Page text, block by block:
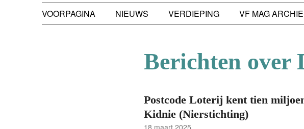
VOORPAGINA NIEUWS VERDIEPING VF MAG
Berichten over
Postcode Loterij kent tien
Kidnie (Nierstichting)